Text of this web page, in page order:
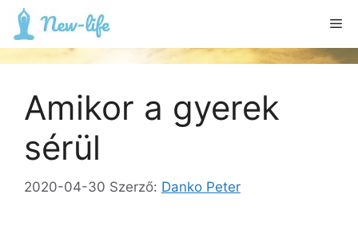
Amikor a gyerek
sérül
2020-04-30 Szerző: Danko Peter